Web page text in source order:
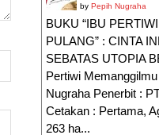
by Pepih Nugraha
BUKU “IBU
PULANG” : CINTA
SEBATAS UTOPIA
Pertiwi
Nugraha Penerbit :
Cetakan : Pertama,
263 ha...